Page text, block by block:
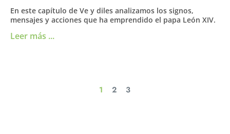
En este capítulo de Ve y diles analizamos los signos,
mensajes y acciones que ha emprendido el papa León XIV.
Leer más ...
1 2 3